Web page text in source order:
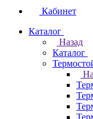
Кабинет
Каталог
Назад
Каталог